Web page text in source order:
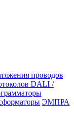
проводов
DALI /
ЭМПРА